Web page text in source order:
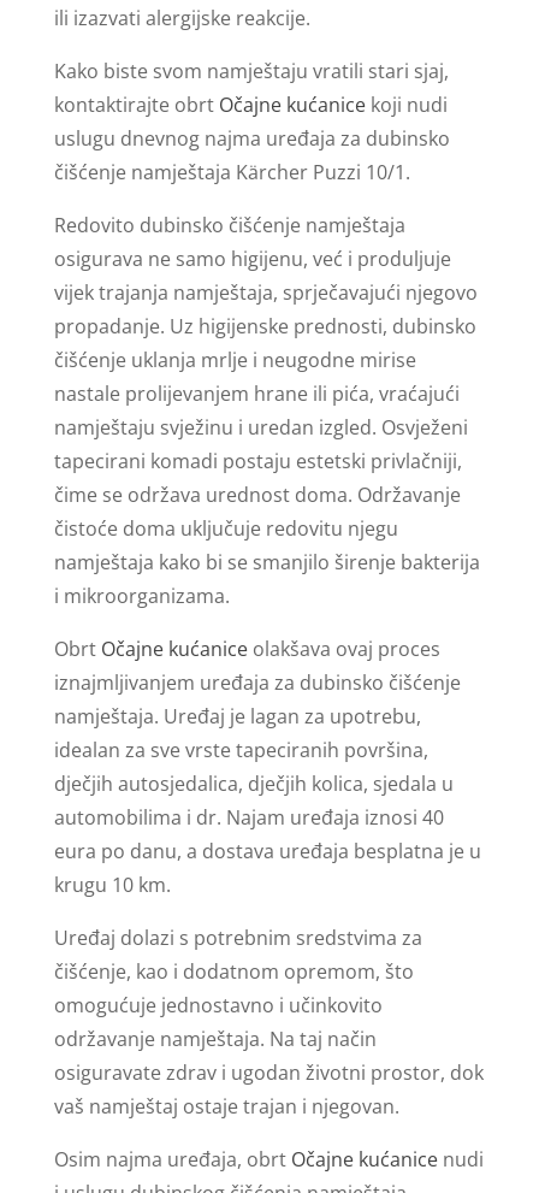
ili izazvati alergijske reakcije.
Kako biste svom namještaju vratili stari sjaj,
kontaktirajte obrtOčajne kućanicekoji nudi
uslugu dnevnog najma uređaja za dubinsko
čišćenje namještaja Kärcher Puzzi 10/1.
Redovito dubinsko čišćenje namještaja
osigurava ne samo higijenu, već i produljuje
vijek trajanja namještaja, sprječavajući njegovo
propadanje. Uz higijenske prednosti, dubinsko
čišćenje uklanja mrlje i neugodne mirise
nastale prolijevanjem hrane ili pića, vraćajući
namještaju svježinu i uredan izgled. Osvježeni
tapecirani komadi postaju estetski privlačniji,
čime se održava urednost doma. Održavanje
čistoće doma uključuje redovitu njegu
namještaja kako bi se smanjilo širenje bakterija
i mikroorganizama.
Obrt Očajne kućaniceolakšava ovaj proces
iznajmljivanjem uređaja za dubinsko čišćenje
namještaja. Uređaj je lagan za upotrebu,
idealan za sve vrste tapeciranih površina,
dječjih autosjedalica, dječjih kolica, sjedala u
automobilima i dr. Najam uređaja iznosi 40
eura po danu, a dostava uređaja besplatna je u
krugu 10 km.
Uređaj dolazi s potrebnim sredstvima za
čišćenje, kao i dodatnom opremom, što
omogućuje jednostavno i učinkovito
održavanje namještaja. Na taj način
osiguravate zdrav i ugodan životni prostor, dok
vaš namještaj ostaje trajan i njegovan.
Osim najma uređaja, obrt Očajne kućanicenudi